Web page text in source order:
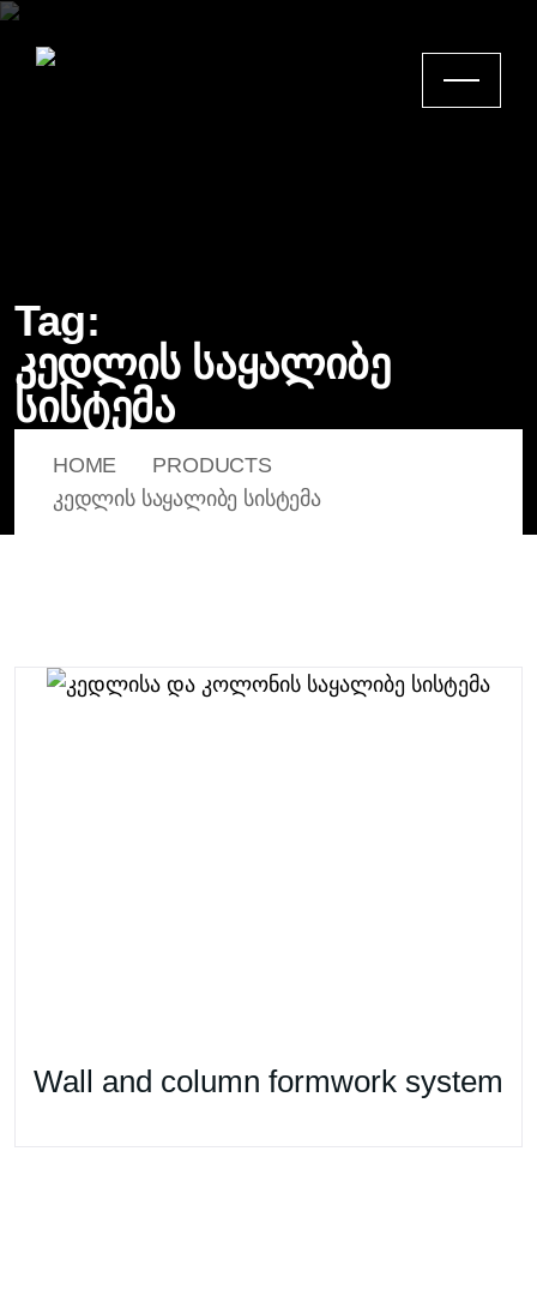
Tag:
კედლის საყალიბე
სისტემა
HOME
PRODUCTS
ᲙᲔᲓᲚᲘᲡ ᲡᲐᲧᲐᲚᲘᲑᲔ ᲡᲘᲡᲢᲔᲛᲐ
Wall and column formwork system